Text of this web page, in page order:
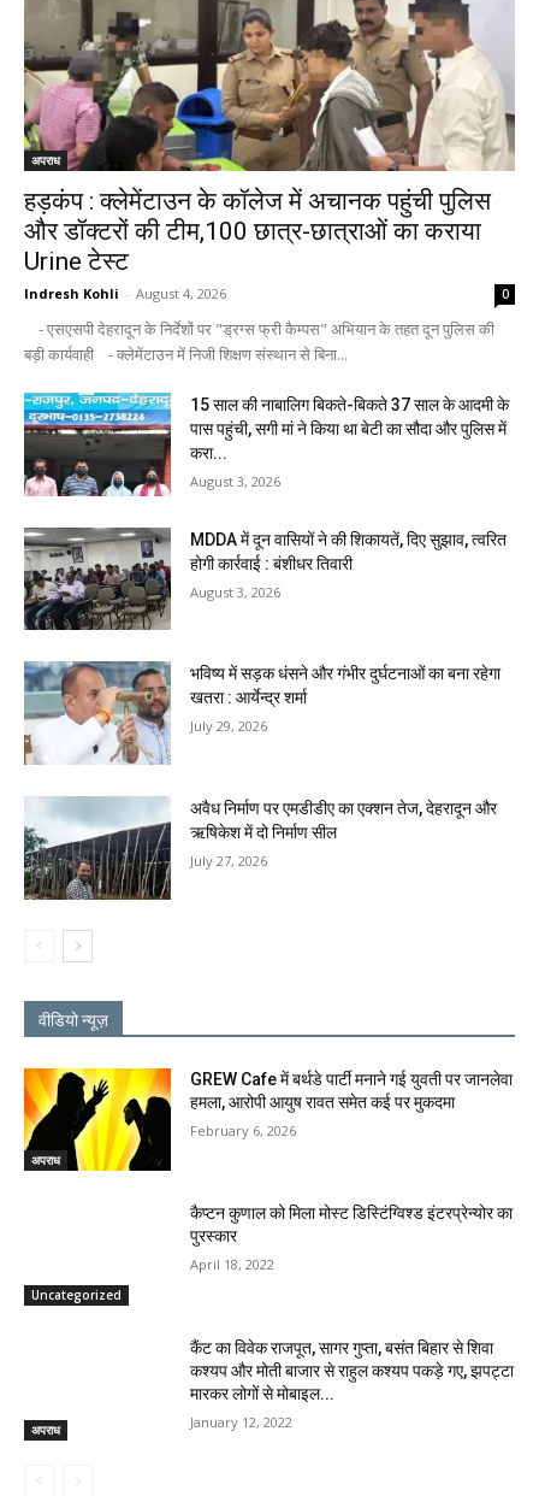
अपराध
हड़कंप : क्लेमेंटाउन के कॉलेज में अचानक पहुंची पुलिस
और डॉक्टरों की टीम,100 छात्र-छात्राओं का कराया
Urine टेस्ट
Indresh Kohli - August 4, 2026 0
- एसएसपी देहरादून के निर्देशों पर "ड्रग्स फ्री कैम्पस" अभियान के तहत दून पुलिस की
बड़ी कार्यवाही - क्लेमेंटाउन में निजी शिक्षण संस्थान से बिना...
15 साल की नाबालिग बिकते-बिकते 37 साल के आदमी के
पास पहुंची, सगी मां ने किया था बेटी का सौदा और पुलिस में
करा...
August 3, 2026
MDDA में दून वासियों ने की शिकायतें, दिए सुझाव, त्वरित
होगी कार्रवाई : बंशीधर तिवारी
August 3, 2026
भविष्य में सड़क धंसने और गंभीर दुर्घटनाओं का बना रहेगा
खतरा : आर्येन्द्र शर्मा
July 29, 2026
अवैध निर्माण पर एमडीडीए का एक्शन तेज, देहरादून और
ऋषिकेश में दो निर्माण सील
July 27, 2026
वीडियो न्यूज़
अपराध
GREW Cafe में बर्थडे पार्टी मनाने गई युवती पर जानलेवा
हमला, आरोपी आयुष रावत समेत कई पर मुकदमा
February 6, 2026
Uncategorized
कैप्टन कुणाल को मिला मोस्ट डिस्टिंग्विश्ड इंटरप्रेन्योर का
पुरस्कार
April 18, 2022
अपराध
कैंट का विवेक राजपूत, सागर गुप्ता, बसंत बिहार से शिवा
कश्यप और मोती बाजार से राहुल कश्यप पकड़े गए, झपट्टा
मारकर लोगों से मोबाइल...
January 12, 2022